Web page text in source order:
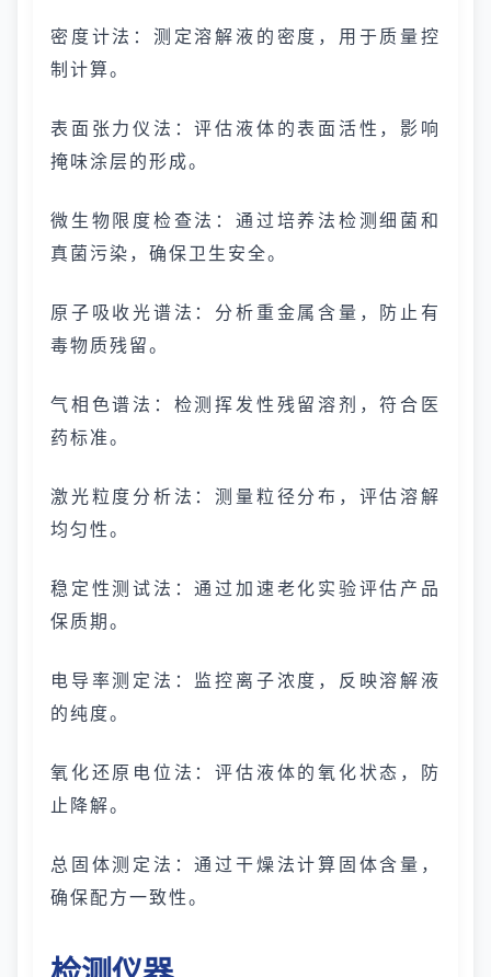
密度计法：测定溶解液的密度，用于质量控
制计算。
表面张力仪法：评估液体的表面活性，影响
掩味涂层的形成。
微生物限度检查法：通过培养法检测细菌和
真菌污染，确保卫生安全。
原子吸收光谱法：分析重金属含量，防止有
毒物质残留。
气相色谱法：检测挥发性残留溶剂，符合医
药标准。
激光粒度分析法：测量粒径分布，评估溶解
均匀性。
稳定性测试法：通过加速老化实验评估产品
保质期。
电导率测定法：监控离子浓度，反映溶解液
的纯度。
氧化还原电位法：评估液体的氧化状态，防
止降解。
总固体测定法：通过干燥法计算固体含量，
确保配方一致性。